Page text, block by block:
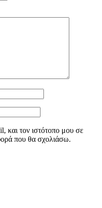
και τον ιστότοπο μου σε
που θα σχολιάσω.